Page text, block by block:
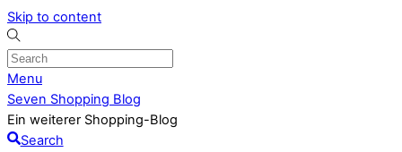
Skip to content
Menu
Seven Shopping Blog
Ein weiterer Shopping-Blog
Search